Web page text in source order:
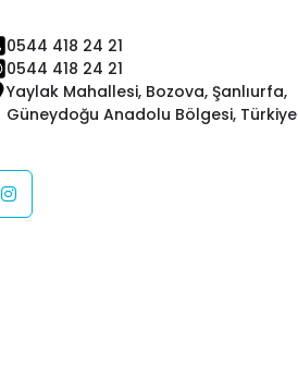
0544 418 24 21
0544 418 24 21
Yaylak Mahallesi, Bozova, Şanlıurfa,
Güneydoğu Anadolu Bölgesi, Türkiye